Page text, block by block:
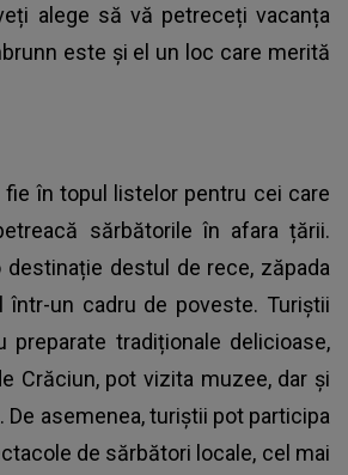
alege să vă petreceți vacanța
este și el un loc care merită
fie în topul listelor pentru cei care
sărbătorile în afara țării.
destinație destul de rece, zăpada
într-un cadru de poveste. Turiștii
tradiționale delicioase,
Crăciun, pot vizita muzee, dar și
De asemenea, turiștii pot participa
de sărbători locale, cel mai